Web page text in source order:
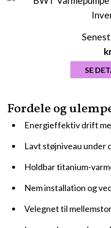
Fordele og
Energieffektiv drift
Lavt støjniveau under
Holdbar titanium-
Nem installation og
Velegnet til
SE